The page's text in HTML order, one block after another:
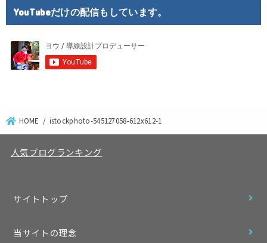
YouTubeだけの配信もしています。
HOME istockphoto-545127058-612x612-1
人気ブログランキング
サイトトップ
当サイトの理念